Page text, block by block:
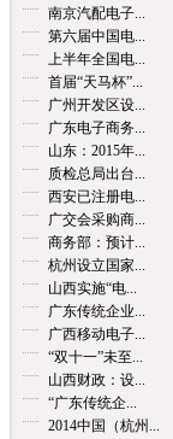
南京汽配电子...
第六届中国电...
上半年全国电...
首届“天马杯”...
广州开发区设...
广东电子商务...
山东：2015年...
质检总局出台...
西安已注册电...
广交会采购商...
商务部：预计...
杭州设立国家...
山西实施“电...
广东传统企业...
广西移动电子...
“双十一”未至...
山西财政：设...
“广东传统企...
2014中国（杭州...